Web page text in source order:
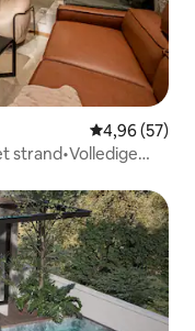
Gemiddelde
4,96 (57)
strand•Volledige